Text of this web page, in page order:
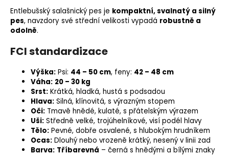
Entlebušský salašnický pes je kompaktní, svalnatý a silný
pes, navzdory své střední velikosti vypadá robustně a
odolně.
FCI standardizace
Výška: Psi: 44 – 50 cm, feny: 42 – 48 cm
Váha: 20 – 30 kg
Srst: Krátká, hladká, hustá s podsadou
Hlava: Silná, klínovitá, s výrazným stopem
Oči: Tmavě hnědé, kulaté, s přátelským výrazem
Uši: Středně velké, trojúhelníkové, visí podél hlavy
Tělo: Pevné, dobře osvalené, s hlubokým hrudníkem
Ocas: Dlouhý nebo vrozeně krátký, nesený v linii zad
Barva: Tříbarevná – černá s hnědými a bílými znaky